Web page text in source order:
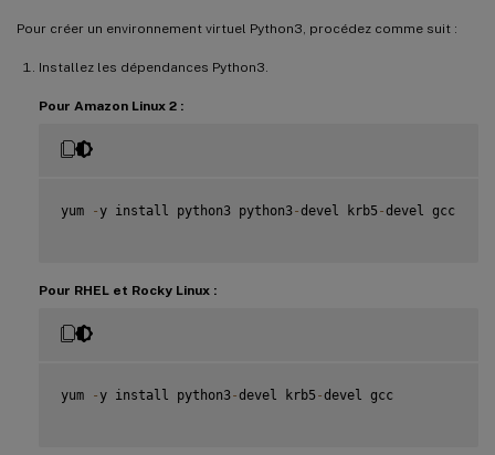
Pour créer un environnement virtuel Python3, procédez comme suit :
Installez les dépendances Python3.
Pour Amazon Linux 2 :
yum -y install python3 python3-devel krb5 -devel gcc
Pour RHEL et Rocky Linux :
yum -y install python3-devel krb5 -devel gcc